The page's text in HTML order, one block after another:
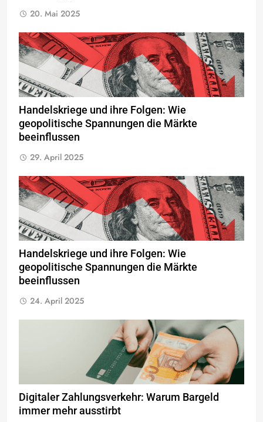
20. Mai 2025
Handelskriege und ihre Folgen: Wie
geopolitische Spannungen die Märkte
beeinflussen
29. April 2025
Handelskriege und ihre Folgen: Wie
geopolitische Spannungen die Märkte
beeinflussen
24. April 2025
Digitaler Zahlungsverkehr: Warum Bargeld
immer mehr ausstirbt